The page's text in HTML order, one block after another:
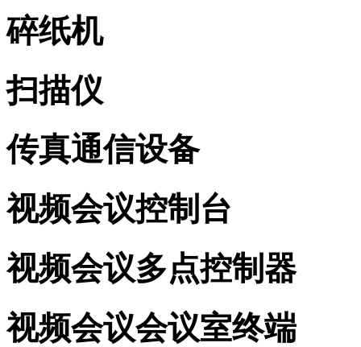
碎纸机
扫描仪
传真通信设备
视频会议控制台
视频会议多点控制器
视频会议会议室终端